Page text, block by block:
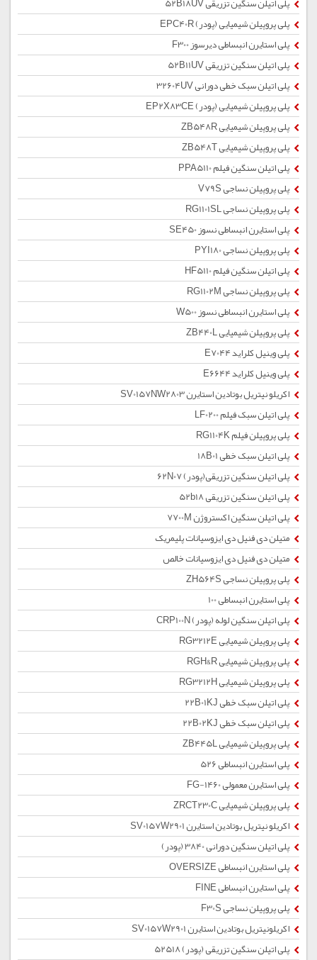
پلی پروپیلن شیمیایی (پودر) EPC40R
پلی استایرن انبساطی دیرسوز F300
پلی اتیلن سنگین تزریقی 52B11UV
پلی اتیلن سبک خطی دورانی 32604UV
پلی پروپیلن شیمیایی (پودر) EP2X83CE
پلی پروپیلن شیمیایی ZB548R
پلی پروپیلن شیمیایی ZB548T
پلی اتیلن سنگین فیلم PPA5110
پلی پروپیلن نساجی V79S
پلی پروپیلن نساجی RG1101SL
پلی استایرن انبساطی نسوز SE450
پلی پروپیلن نساجی PYI180
پلی اتیلن سنگین فیلم HF5110
پلی پروپیلن نساجی RG1102M
پلی استایرن انبساطی نسوز W500
پلی پروپیلن شیمیایی ZB440L
پلی وینیل کلراید E7044
پلی وینیل کلراید E6644
اکریلو نیتریل بوتادین استایرن SV0157NW2803
پلی اتیلن سبک فیلم LF0200
پلی پروپیلن فیلم RG1104K
پلی اتیلن سبک خطی 18B01
پلی اتیلن سنگین تزریقی(پودر) 62N07
پلی اتیلن سنگین تزریقی 52b18
پلی اتیلن سنگین اکستروژن 7700M
متیلن دی فنیل دی ایزوسیانات پلیمریک
متیلن دی فنیل دی ایزوسیانات خالص
پلی پروپیلن نساجی ZH564S
پلی استایرن انبساطی 100
پلی اتیلن سنگین لوله (پودر) CRP100N
پلی پروپیلن شیمیایی RG3212E
پلی پروپیلن شیمیایی RGH&R
پلی پروپیلن شیمیایی RG3212H
پلی اتیلن سبک خطی 22B01KJ
پلی اتیلن سبک خطی 22B02KJ
پلی پروپیلن شیمیایی ZB445L
پلی استایرن انبساطی 526
پلی استایرن معمولی 1460-FG
پلی پروپیلن شیمیایی ZRCT230C
اکریلو نیتریل بوتادین استایرن SV0157W2901
پلی اتیلن سنگین دورانی 3840 (پودر)
پلی استایرن انبساطی OVERSIZE
پلی استایرن انبساطی FINE
پلی پروپیلن نساجی F30S
اکریلونیتریل بوتادین استایرن SV0157W2901
پلی اتیلن سنگین تزریقی (پودر) 52518